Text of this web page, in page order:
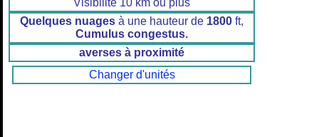
Visibilité 10 km ou plus
Quelques nuages à une hauteur de 1800 ft,
Cumulus congestus.
averses à proximité
Changer d'unités